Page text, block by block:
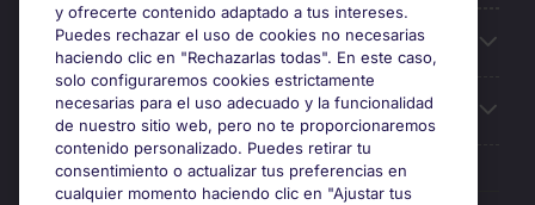
Oficinas
Sobre Michael Page
y ofrecerte contenido adaptado a tus intereses.
Puedes rechazar el uso de cookies no necesarias
haciendo clic en "Rechazarlas todas". En este caso,
solo configuraremos cookies estrictamente
necesarias para el uso adecuado y la funcionalidad
de nuestro sitio web, pero no te proporcionaremos
contenido personalizado. Puedes retirar tu
consentimiento o actualizar tus preferencias en
cualquier momento haciendo clic en "Ajustar tus